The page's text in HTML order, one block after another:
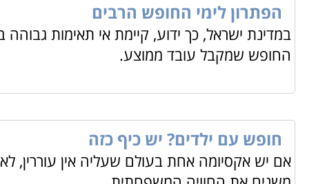
הפתרון לימי החופש הרבים
במדינת ישראל, כך ידוע, קיימת אי תאימות גבוהה
החופש שמקבל עובד ממוצע.
חופש עם ילדים? יש כיף כזה
אם יש אקסיומה אחת בעולם שעליה אין עוררין,